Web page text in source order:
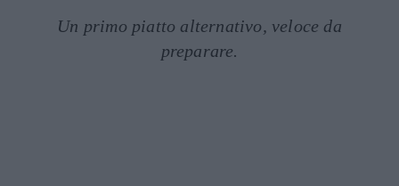
Un primo piatto alternativo, veloce da
preparare.